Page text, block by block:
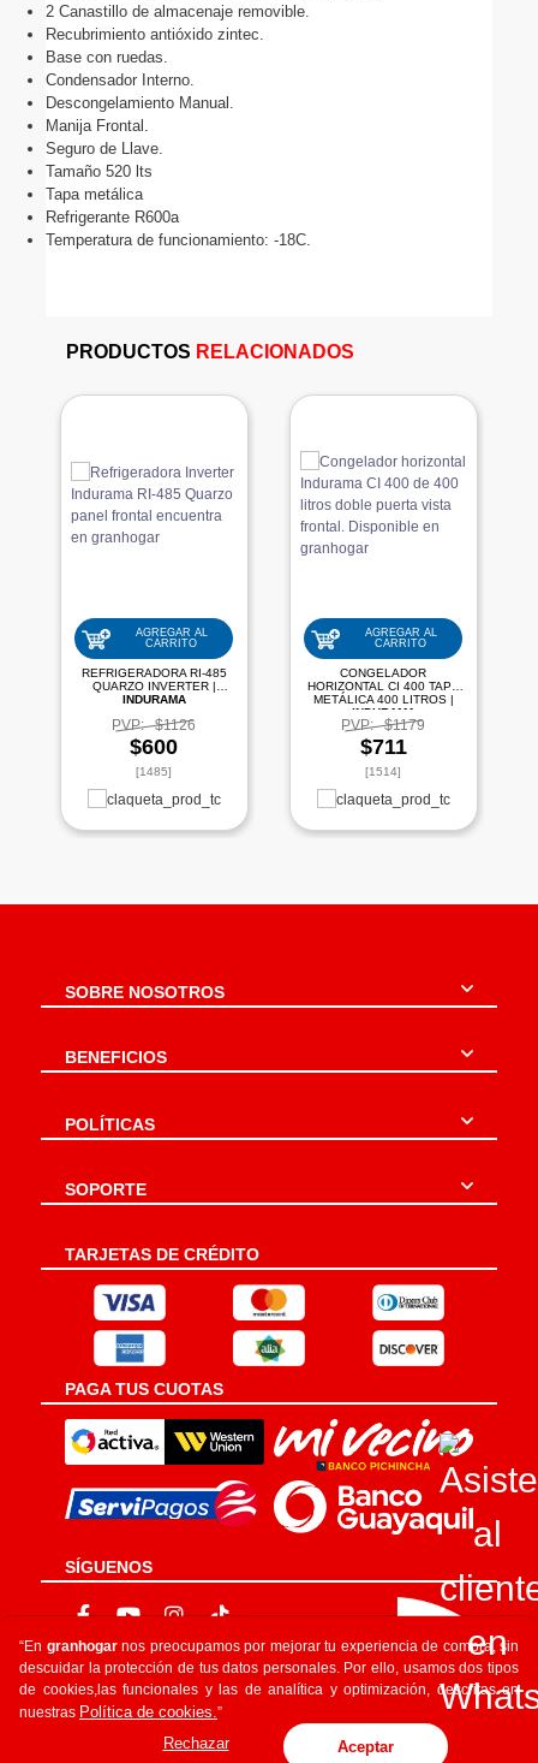
“En granhogarnos preocupamos por mejorar tu experiencia de compra, sin
descuidar la protección de tus datos personales. Por ello, usamos dos tipos
de cookies,las funcionales y las de analítica y optimización, descritas en
nuestras Política de cookies.”
Rechazar Aceptar
2 Canastillo de almacenaje removible.
Recubrimiento antióxido zintec.
Base con ruedas.
Condensador Interno.
Descongelamiento Manual.
Manija Frontal.
Seguro de Llave.
Tamaño 520 lts
Tapa metálica
Refrigerante R600a
Temperatura de funcionamiento: -18C.
PRODUCTOS RELACIONADOS
AGREGAR AL
CARRITO
REFRIGERADORA RI-485
INDURAMA
PVP: $1126
$600
[1485]
AGREGAR AL
CARRITO
CONGELADOR
HORIZONTAL CI 400 TAPA
INDURAMA
PVP: $1179
$711
[1514]
SOBRE NOSOTROS
BENEFICIOS
POLÍTICAS
SOPORTE
TARJETAS DE CRÉDITO
PAGA TUS CUOTAS
SÍGUENOS